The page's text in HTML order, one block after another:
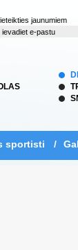
jaunumiem
sportisti /